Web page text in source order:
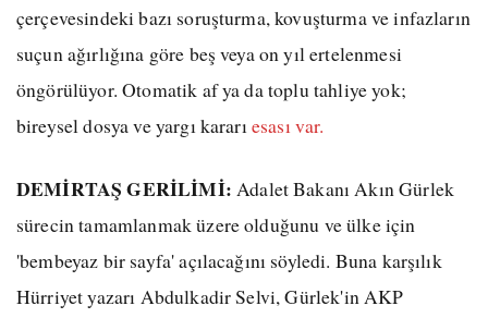
çerçevesindeki bazı soruşturma, kovuşturma ve infazların
suçun ağırlığına göre beş veya on yıl ertelenmesi
öngörülüyor. Otomatik af ya da toplu tahliye yok;
bireysel dosya ve yargı kararıesası var.
DEMİRTAŞ GERİLİMİ: Adalet Bakanı Akın Gürlek
sürecin tamamlanmak üzere olduğunu ve ülke için
'bembeyaz bir sayfa' açılacağını söyledi. Buna karşılık
Hürriyet yazarı Abdulkadir Selvi, Gürlek'in AKP